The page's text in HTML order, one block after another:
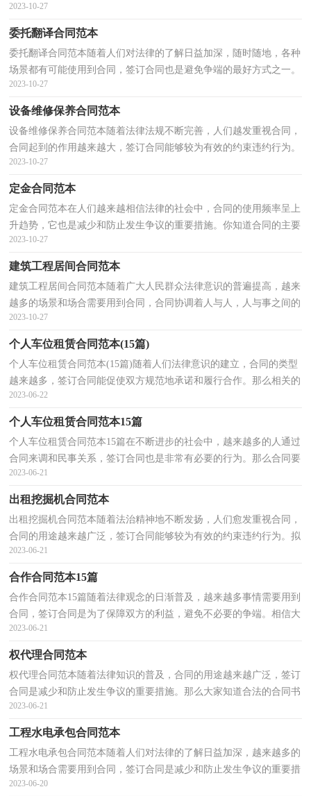
书是什么样的呢？下面是小编帮大家整理的法律顾问...
2023-10-27
委托翻译合同范本
委托翻译合同范本随着人们对法律的了解日益加深，随时随地，各种
场景都有可能使用到合同，签订合同也是避免争端的最好方式之一。
那么制定合同书有什么需要注意的呢？下面是小编精心...
2023-10-27
设备维修保养合同范本
设备维修保养合同范本随着法律法规不断完善，人们越发重视合同，
合同起到的作用越来越大，签订合同能够较为有效的约束违约行为。
那么正式、规范的合同是什么样的呢？下面是小编为大...
2023-10-27
定金合同范本
定金合同范本在人们越来越相信法律的社会中，合同的使用频率呈上
升趋势，它也是减少和防止发生争议的重要措施。你知道合同的主要
内容是什么吗？以下是小编为大家收集的定金合同范...
2023-10-27
建筑工程居间合同范本
建筑工程居间合同范本随着广大人民群众法律意识的普遍提高，越来
越多的场景和场合需要用到合同，合同协调着人与人，人与事之间的
关系。那么大家知道合同的格式吗？下面是小编精心整...
2023-10-27
个人车位租赁合同范本(15篇)
个人车位租赁合同范本(15篇)随着人们法律意识的建立，合同的类型
越来越多，签订合同能促使双方规范地承诺和履行合作。那么相关的
合同到底怎么写呢？下面是小编整理的个人车位租赁...
2023-06-22
个人车位租赁合同范本15篇
个人车位租赁合同范本15篇在不断进步的社会中，越来越多的人通过
合同来调和民事关系，签订合同也是非常有必要的行为。那么合同要
怎么拟定？想必这让大家都很苦恼吧，以下是小编收集...
2023-06-21
出租挖掘机合同范本
出租挖掘机合同范本随着法治精神地不断发扬，人们愈发重视合同，
合同的用途越来越广泛，签订合同能够较为有效的约束违约行为。拟
定合同的注意事项有许多，你确定会写吗？下面是小编为...
2023-06-21
合作合同范本15篇
合作合同范本15篇随着法律观念的日渐普及，越来越多事情需要用到
合同，签订合同是为了保障双方的利益，避免不必要的争端。相信大
家又在为写合同犯愁了吧，下面是小编帮大家整理的合...
2023-06-21
权代理合同范本
权代理合同范本随着法律知识的普及，合同的用途越来越广泛，签订
合同是减少和防止发生争议的重要措施。那么大家知道合法的合同书
怎么写吗？以下是小编精心整理的权代理合同范本，希...
2023-06-21
工程水电承包合同范本
工程水电承包合同范本随着人们对法律的了解日益加深，越来越多的
场景和场合需要用到合同，签订合同是减少和防止发生争议的重要措
施。那么常见的合同书是什么样的呢？下面是小编为...
2023-06-20